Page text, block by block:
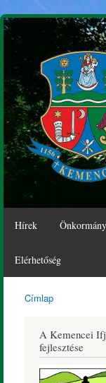
Hírek
Elérhetőség
Kemence
Község
Honlapja
Címlap
A Kemencei
fejlesztése